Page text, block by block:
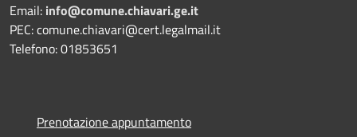
Email: info@comune.chiavari.ge.it
PEC: comune.chiavari@cert.legalmail.it
Telefono: 01853651
Prenotazione appuntamento